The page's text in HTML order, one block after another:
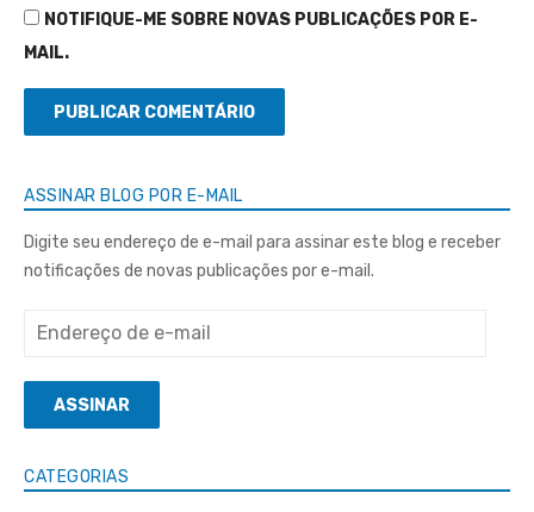
NOTIFIQUE-ME SOBRE NOVAS PUBLICAÇÕES POR E-
MAIL.
ASSINAR BLOG POR E-MAIL
Digite seu endereço de e-mail para assinar este blog e receber
notificações de novas publicações por e-mail.
Endereço
e-
mailASSINAR
CATEGORIAS